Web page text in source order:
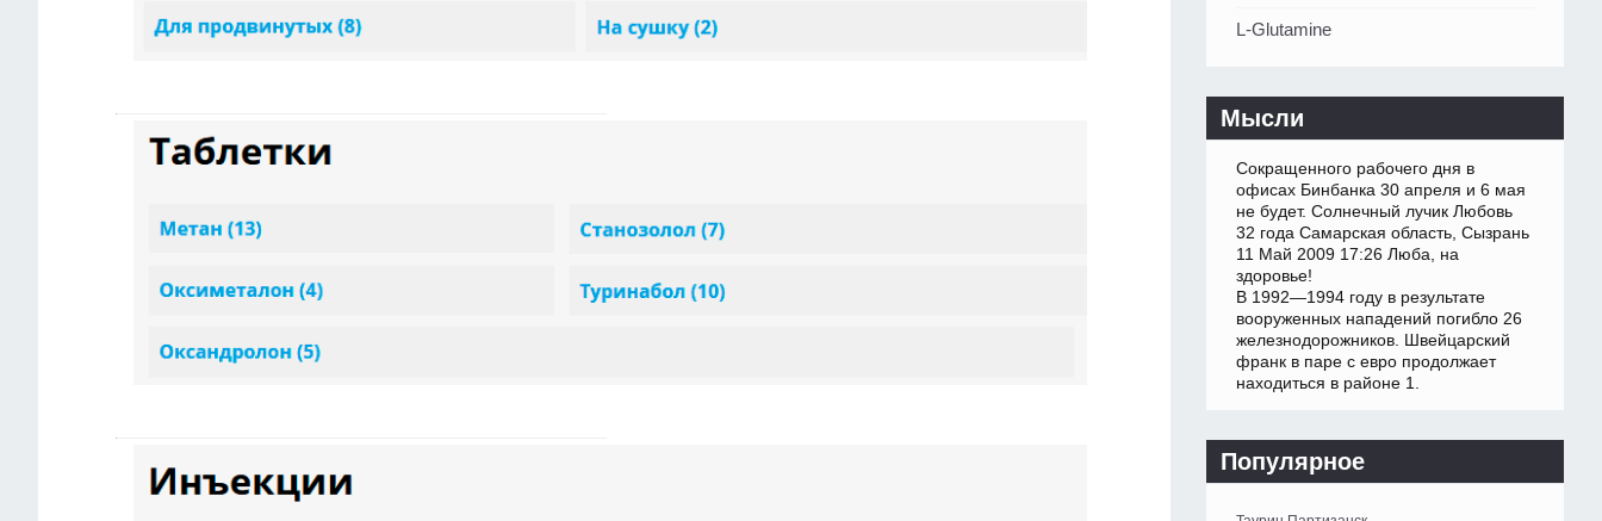
L-Glutamine
Мысли
Сокращенного рабочего дня в
офисах Бинбанка 30 апреля и 6 мая
не будет. Солнечный лучик Любовь
32 года Самарская область, Сызрань
11 Май 2009 17:26 Люба, на
здоровье!
В 1992—1994 году в результате
вооруженных нападений погибло 26
железнодорожников. Швейцарский
франк в паре с евро продолжает
находиться в районе 1.
Популярное